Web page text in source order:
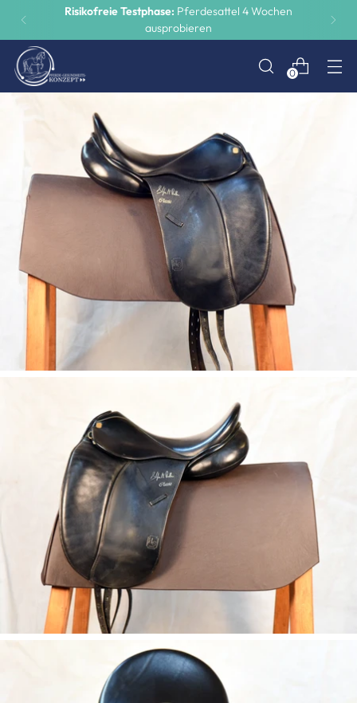
Risikofreie Testphase: Pferdesattel 4 Wochen
ausprobieren
0